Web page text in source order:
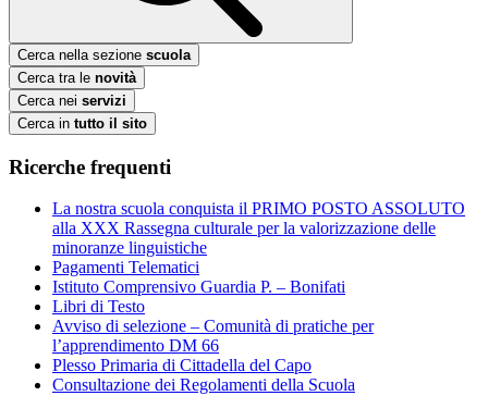
Cerca nella sezione scuola
Cerca tra le novità
Cerca nei servizi
Cerca in tutto il sito
Ricerche frequenti
La nostra scuola conquista il PRIMO POSTO ASSOLUTO
alla XXX Rassegna culturale per la valorizzazione delle
minoranze linguistiche
Pagamenti Telematici
Istituto Comprensivo Guardia P. – Bonifati
Libri di Testo
Avviso di selezione – Comunità di pratiche per
l’apprendimento DM 66
Plesso Primaria di Cittadella del Capo
Consultazione dei Regolamenti della Scuola